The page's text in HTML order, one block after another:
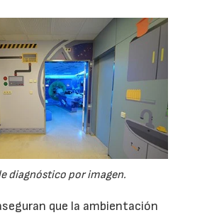
diagnóstico por imagen.
que la ambientación